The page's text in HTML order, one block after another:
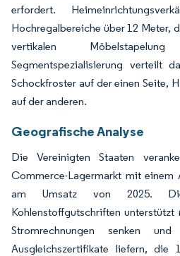
erfordert.
Hochregalbereiche über 12 Meter,
vertikalen
Segmentspezialisierung verteilt
Schockfroster auf der einen Seite,
auf der anderen.
Geografische Analyse
Die Vereinigten Staaten
Commerce-Lagermarkt mit einem
am Umsatz von 2025.
Kohlenstoffgutschriften unterstützt
Stromrechnungen senken
Ausgleichszertifikate liefern, die